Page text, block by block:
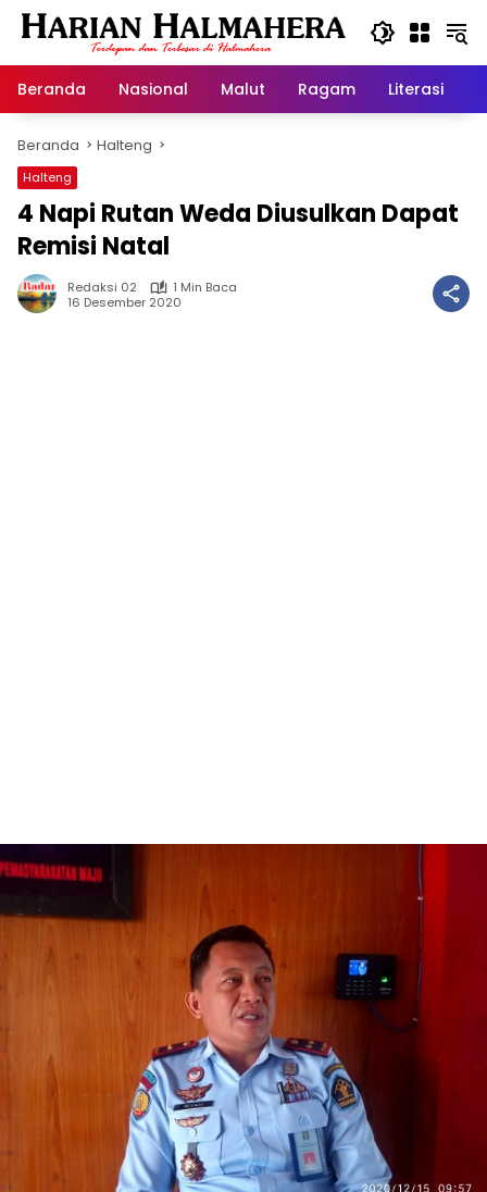
Langsung
Beranda
Nasional Malut Ragam Literasi
Beranda Halteng
Halteng
4 Napi Rutan Weda Diusulkan Dapat
Remisi Natal
Redaksi 02
1 Min Baca
16 Desember 2020